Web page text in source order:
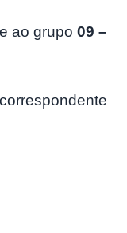
ao grupo 09 –